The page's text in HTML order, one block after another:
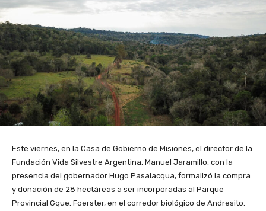
Este viernes, en la Casa de Gobierno de Misiones, el director de la
Fundación Vida Silvestre Argentina, Manuel Jaramillo, con la
presencia del gobernador Hugo Pasalacqua, formalizó la compra
y donación de 28 hectáreas a ser incorporadas al Parque
Provincial Gque. Foerster, en el corredor biológico de Andresito.